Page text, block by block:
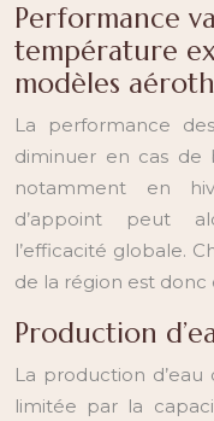
Performance
température
modèles
La performance
diminuer en cas de
notamment en
d’appoint peut
l’efficacité globale.
de la région est donc
Production
La production
limitée par la